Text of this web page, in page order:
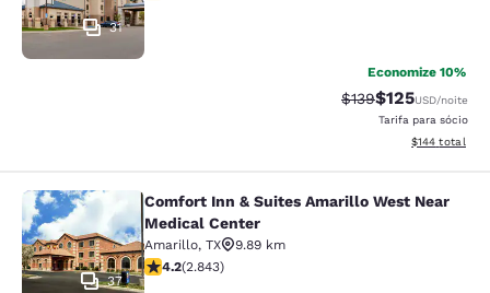
31
Economize 10%
Tarifa anterior
$139Tarifa com
$125USD/noite
Tarifa para sócio
Exibir
$144 total
Comfort Inn & Suites Amarillo West
37
Comfort Inn & Suites Amarillo West Near
Medical Center
Amarillo, TX
9.89 km
classificação 4.18 estrelas. Muito bom. 2843
4.2(2.843)